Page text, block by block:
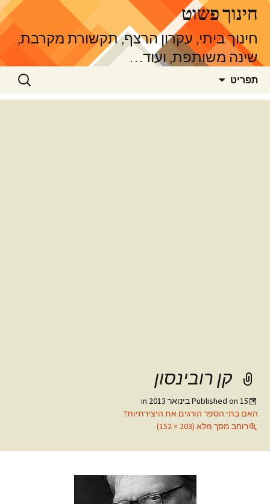
לדלג
לתוכןחינוך פשוט
חינוך ביתי, עקרון הרצף, תקשורת מקרבת,
שינה משותפת, ועוד…
תפריט חיפוש:
קן רובינסון
Published on 15 בינואר 2013
האם בתי הספר הורגים את היצירתיות?
רוחב מסך מלא (203 × 152)